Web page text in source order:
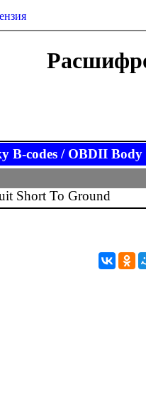
B-codes / OBDII Body
Short To Ground